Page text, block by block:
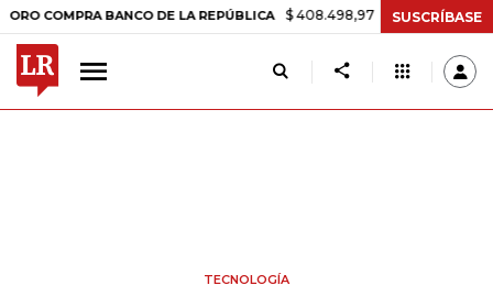
BANCO DE LA REPÚBLICA $ 408.498,97 +$ 8.753,81 +2,19%
SUSCRÍBASE
TECNOLOGÍA